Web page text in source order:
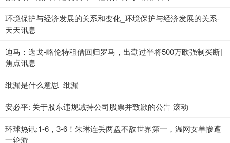
环境保护与经济发展的关系和变化_环境保护与经济发展的关系-
天天讯息
迪马：迭戈-略伦特租借回归罗马，出勤过半将500万欧强制买断|
焦点讯息
纰漏是什么意思_纰漏
安必平: 关于股东违规减持公司股票并致歉的公告 滚动
环球热讯:1-6，3-6！朱琳连丢两盘不敌世界第一，温网女单惨遭
一轮游